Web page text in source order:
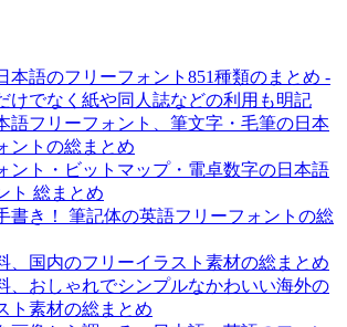
本語のフリーフォント851種類のまとめ -
けでなく紙や同人誌などの利用も明記
語フリーフォント、筆文字・毛筆の日本
ントの総まとめ
ント・ビットマップ・電卓数字の日本語
ト 総まとめ
書き！ 筆記体の英語フリーフォントの総
、国内のフリーイラスト素材の総まとめ
、おしゃれでシンプルなかわいい海外の
ト素材の総まとめ